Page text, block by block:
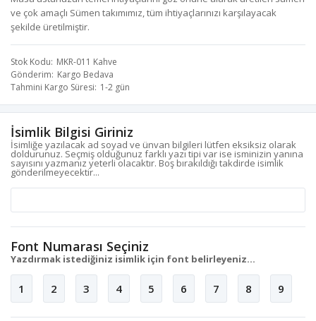
ve çok amaçlı Sümen takımımız, tüm ihtiyaçlarınızı karşılayacak
şekilde üretilmiştir.
Stok Kodu MKR-011 Kahve
Gönderim Kargo Bedava
Tahmini Kargo Süresi 1-2 gün
İsimlik Bilgisi Giriniz
İsimliğe yazılacak ad soyad ve ünvan bilgileri lütfen eksiksiz olarak
doldurunuz. Seçmiş olduğunuz farklı yazı tipi var ise isminizin yanına
sayısını yazmanız yeterli olacaktır. Boş bırakıldığı takdirde isimlik
gönderilmeyecektir...
Font Numarası Seçiniz
Yazdırmak istediğiniz isimlik için font belirleyeniz...
1 2 3 4 5 6 7 8 9